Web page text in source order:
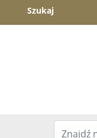
Szukaj